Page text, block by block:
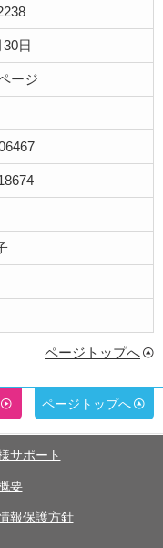
日
ージ
ページトップへ
ページトップへ
サポート
要
報保護方針